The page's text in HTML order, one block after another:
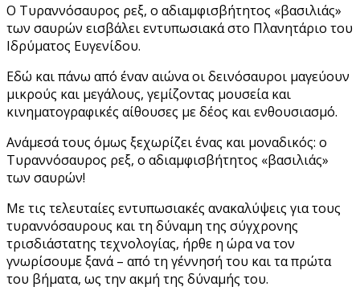
Ο Τυραννόσαυρος ρεξ, ο αδιαμφισβήτητος «βασιλιάς»
των σαυρών εισβάλει εντυπωσιακά στο Πλανητάριο του
Ιδρύματος Ευγενίδου.
Εδώ και πάνω από έναν αιώνα οι δεινόσαυροι μαγεύουν
μικρούς και μεγάλους, γεμίζοντας μουσεία και
κινηματογραφικές αίθουσες με δέος και ενθουσιασμό.
Ανάμεσά τους όμως ξεχωρίζει ένας και μοναδικός: ο
Τυραννόσαυρος ρεξ, ο αδιαμφισβήτητος «βασιλιάς»
των σαυρών!
Με τις τελευταίες εντυπωσιακές ανακαλύψεις για τους
τυραννόσαυρους και τη δύναμη της σύγχρονης
τρισδιάστατης τεχνολογίας, ήρθε η ώρα να τον
γνωρίσουμε ξανά – από τη γέννησή του και τα πρώτα
του βήματα, ως την ακμή της δύναμής του.